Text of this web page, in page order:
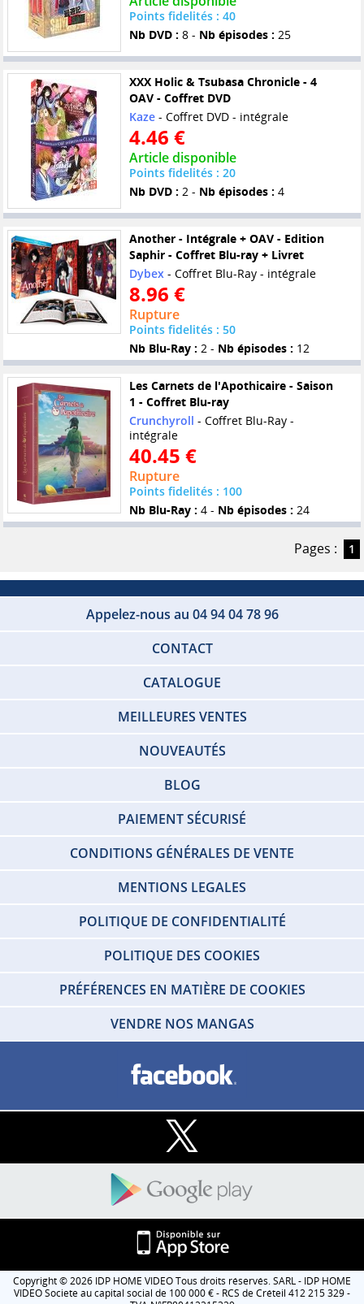
Points fidelités : 40
Nb DVD : 8 - Nb épisodes : 25
XXX Holic & Tsubasa Chronicle - 4
OAV - Coffret DVD
Kaze- Coffret DVD - intégrale
4.46 €
Article disponible
Points fidelités : 20
Nb DVD : 2 - Nb épisodes : 4
Another - Intégrale + OAV - Edition
Saphir - Coffret Blu-ray + Livret
Dybex- Coffret Blu-Ray - intégrale
8.96 €
Rupture
Points fidelités : 50
Nb Blu-Ray : 2 - Nb épisodes : 12
Les Carnets de l'Apothicaire - Saison
1 - Coffret Blu-ray
Crunchyroll - Coffret Blu-Ray -
intégrale
40.45 €
Rupture
Points fidelités : 100
Nb Blu-Ray : 4 - Nb épisodes : 24
Pages : 1
Appelez-nous au 04 94 04 78 96
CONTACT
CATALOGUE
MEILLEURES VENTES
NOUVEAUTÉS
BLOG
PAIEMENT SÉCURISÉ
CONDITIONS GÉNÉRALES DE VENTE
MENTIONS LEGALES
POLITIQUE DE CONFIDENTIALITÉ
POLITIQUE DES COOKIES
PRÉFÉRENCES EN MATIÈRE DE COOKIES
VENDRE NOS MANGAS
Copyright © 2026 IDP HOME VIDEO Tous droits réservés. SARL - IDP HOME
VIDEO Societe au capital social de 100 000 € - RCS de Créteil 412 215 329 -